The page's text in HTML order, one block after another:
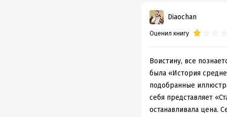
Diaochan
Оценил книгу
Воистину, все
была «История
подобранные
себя представляет
останавливала цена.